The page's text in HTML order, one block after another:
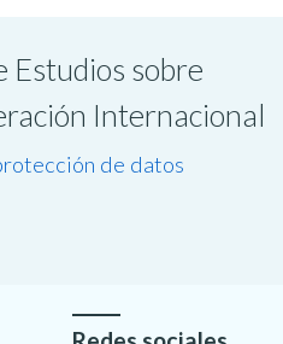
Estudios sobre
Internacional
de datos